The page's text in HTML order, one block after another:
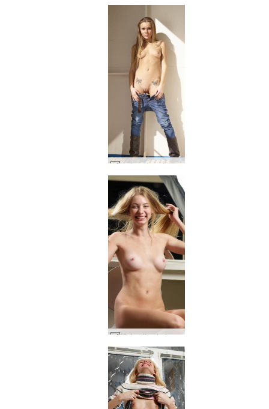
Katie sul ponte #35
Mutandine tartaruga Eva S. #80